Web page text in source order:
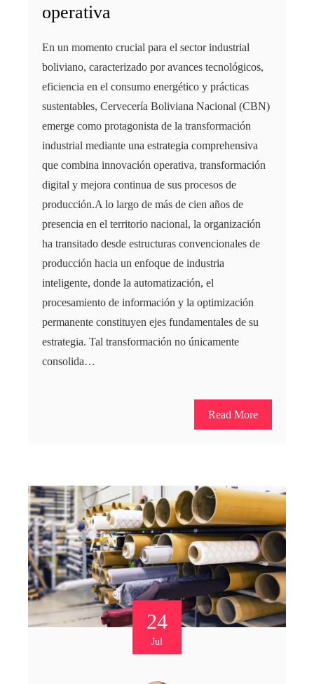
operativa
En un momento crucial para el sector industrial
boliviano, caracterizado por avances tecnológicos,
eficiencia en el consumo energético y prácticas
sustentables, Cervecería Boliviana Nacional (CBN)
emerge como protagonista de la transformación
industrial mediante una estrategia comprehensiva
que combina innovación operativa, transformación
digital y mejora continua de sus procesos de
producción.A lo largo de más de cien años de
presencia en el territorio nacional, la organización
ha transitado desde estructuras convencionales de
producción hacia un enfoque de industria
inteligente, donde la automatización, el
procesamiento de información y la optimización
permanente constituyen ejes fundamentales de su
estrategia. Tal transformación no únicamente
consolida…
Read More
24
Jul